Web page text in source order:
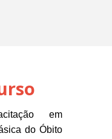
em
do Óbito